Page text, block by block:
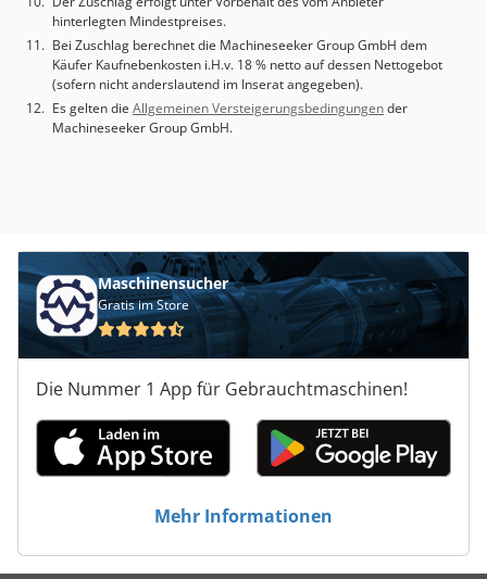
hinterlegten Mindestpreises.
Bei Zuschlag berechnet die Machineseeker Group GmbH dem
Käufer Kaufnebenkosten i.H.v. 18 % netto auf dessen Nettogebot
(sofern nicht anderslautend im Inserat angegeben).
Es gelten die Allgemeinen Versteigerungsbedingungender
Machineseeker Group GmbH.
Maschinensucher
Gratis im Store
Die Nummer 1 App für Gebrauchtmaschinen!
Mehr Informationen